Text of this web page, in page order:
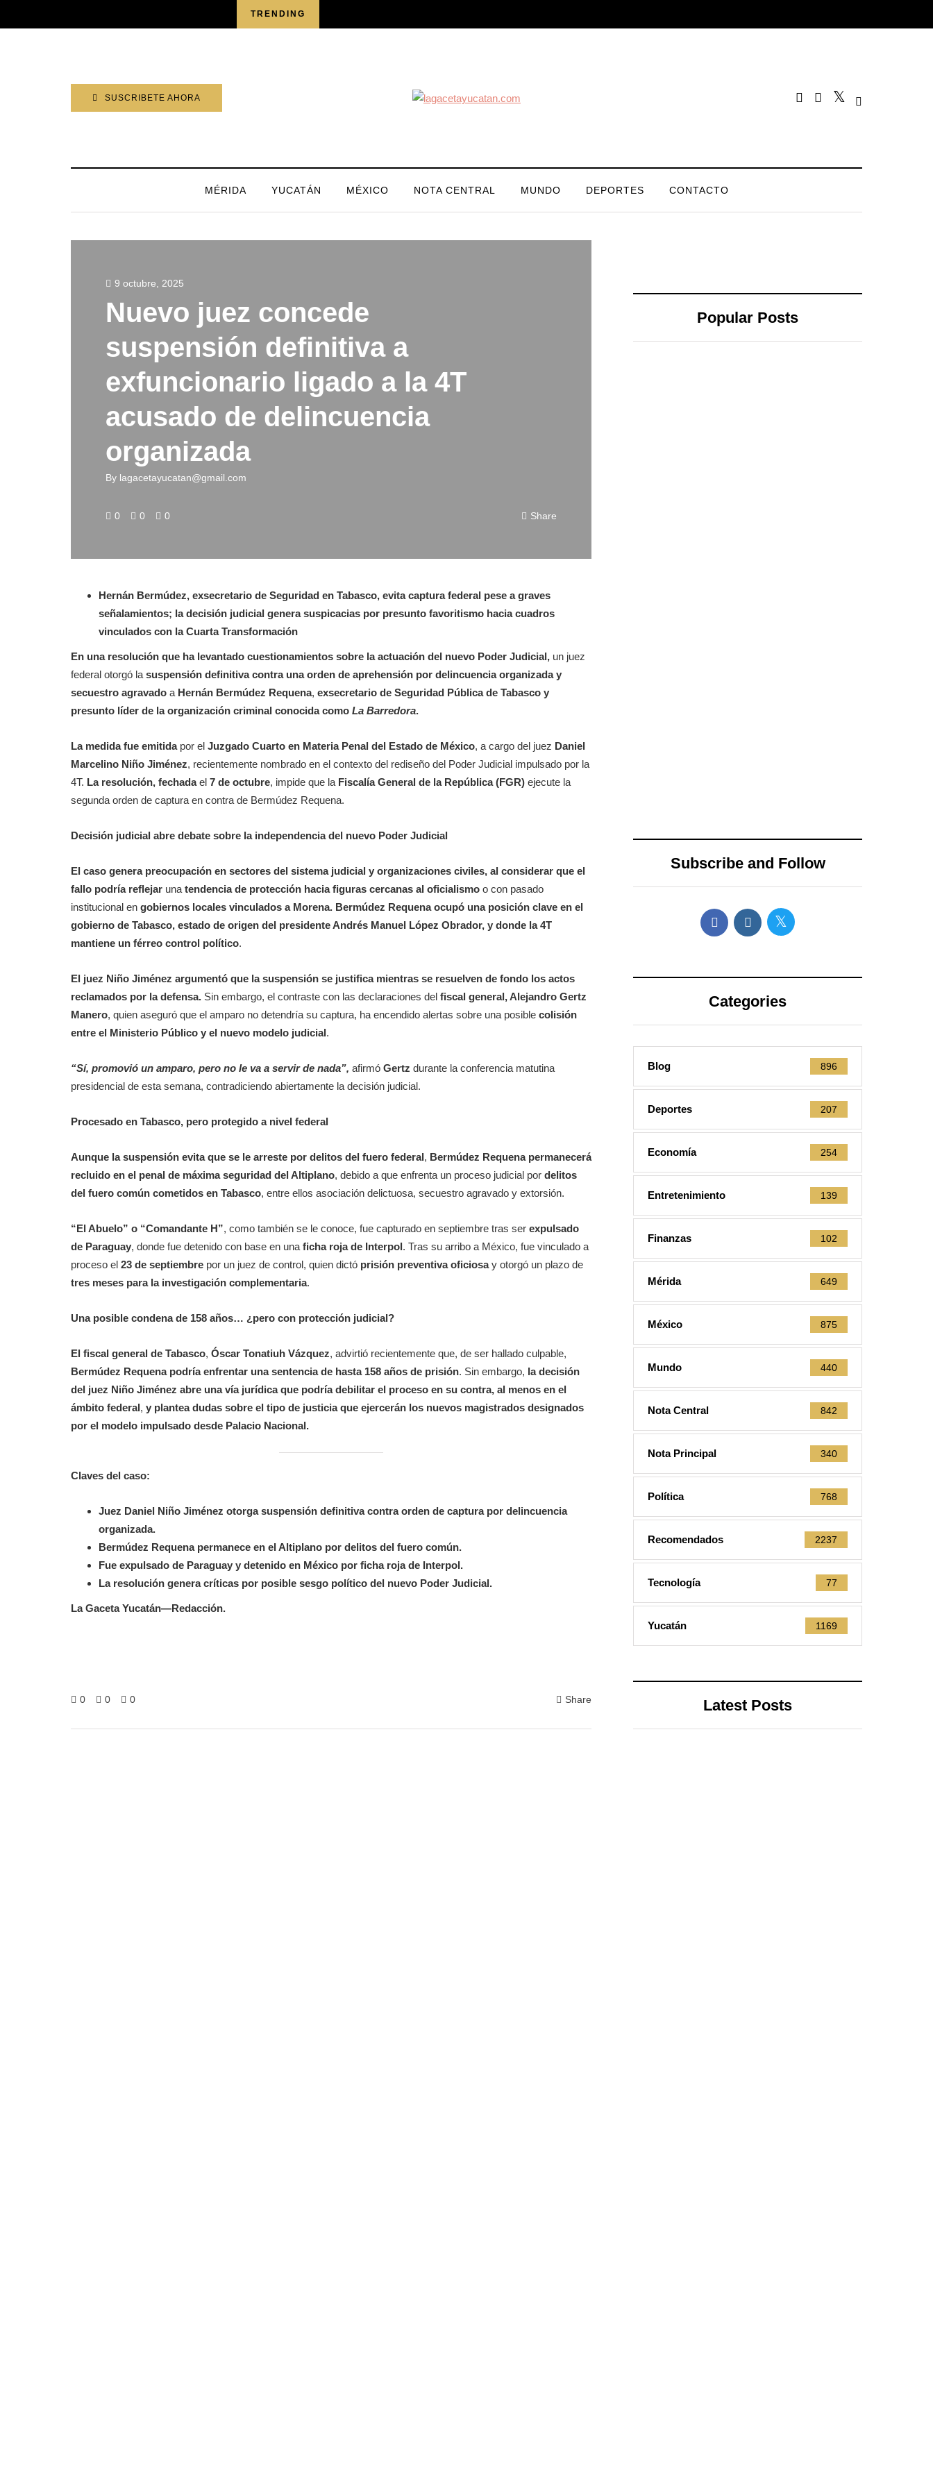
TRENDING
SUSCRIBETE AHORA
MÉRIDA YUCATÁN MÉXICO NOTA CENTRAL MUNDO DEPORTES CONTACTO
9 octubre, 2025
Nuevo juez concede
suspensión definitiva a
exfuncionario ligado a la 4T
acusado de delincuencia
organizada
By lagacetayucatan@gmail.com
0 0 0 Share
Hernán Bermúdez, exsecretario de Seguridad en Tabasco, evita captura federal pese a graves
señalamientos; la decisión judicial genera suspicacias por presunto favoritismo hacia cuadros
vinculados con la Cuarta Transformación
En una resolución que ha levantado cuestionamientos sobre la actuación del nuevo Poder Judicial, un juez
federal otorgó la suspensión definitiva contra una orden de aprehensión por delincuencia organizada y
secuestro agravado a Hernán Bermúdez Requena, exsecretario de Seguridad Pública de Tabasco y
presunto líder de la organización criminal conocida como La Barredora.
La medida fue emitidapor el Juzgado Cuarto en Materia Penal del Estado de México, a cargo del juez Daniel
Marcelino Niño Jiménez, recientemente nombrado en el contexto del rediseño del Poder Judicial impulsado por la
4T. La resolución, fechadael 7 de octubre, impide que la Fiscalía General de la República (FGR) ejecute la
segunda orden de captura en contra de Bermúdez Requena.
Decisión judicial abre debate sobre la independencia del nuevo Poder Judicial
El caso genera preocupación en sectores del sistema judicial y organizaciones civiles, al considerar que el
fallo podría reflejar una tendencia de protección hacia figuras cercanas al oficialismo o con pasado
institucional en gobiernos locales vinculados a Morena. Bermúdez Requena ocupó una posición clave en el
gobierno de Tabasco, estado de origen del presidente Andrés Manuel López Obrador, y donde la 4T
mantiene un férreo control político.
El juez Niño Jiménez argumentó que la suspensión se justifica mientras se resuelven de fondo los actos
reclamados por la defensa. Sin embargo, el contraste con las declaraciones del fiscal general, Alejandro Gertz
Manero, quien aseguró que el amparo no detendría su captura, ha encendido alertas sobre una posible colisión
entre el Ministerio Público y el nuevo modelo judicial.
“Sí, promovió un amparo, pero no le va a servir de nada”, afirmó Gertz durante la conferencia matutina
presidencial de esta semana, contradiciendo abiertamente la decisión judicial.
Procesado en Tabasco, pero protegido a nivel federal
Aunque la suspensión evita que se le arreste por delitos del fuero federal, Bermúdez Requena permanecerá
recluido en el penal de máxima seguridad del Altiplano, debido a que enfrenta un proceso judicial por delitos
del fuero común cometidos en Tabasco, entre ellos asociación delictuosa, secuestro agravado y extorsión.
“El Abuelo” o “Comandante H”, como también se le conoce, fue capturado en septiembre tras ser expulsado
de Paraguay, donde fue detenido con base en una ficha roja de Interpol. Tras su arribo a México, fue vinculado a
proceso el 23 de septiembre por un juez de control, quien dictó prisión preventiva oficiosay otorgó un plazo de
tres meses para la investigación complementaria.
Una posible condena de 158 años… ¿pero con protección judicial?
El fiscal general de Tabasco, Óscar Tonatiuh Vázquez, advirtió recientemente que, de ser hallado culpable,
Bermúdez Requena podría enfrentar una sentencia de hasta 158 años de prisión. Sin embargo, la decisión
del juez Niño Jiménez abre una vía jurídica que podría debilitar el proceso en su contra, al menos en el
ámbito federal, y plantea dudas sobre el tipo de justicia que ejercerán los nuevos magistrados designados
por el modelo impulsado desde Palacio Nacional.
Claves del caso:
Juez Daniel Niño Jiménez otorga suspensión definitiva contra orden de captura por delincuencia
organizada.
Bermúdez Requena permanece en el Altiplano por delitos del fuero común.
Fue expulsado de Paraguay y detenido en México por ficha roja de Interpol.
La resolución genera críticas por posible sesgo político del nuevo Poder Judicial.
La Gaceta Yucatán—Redacción.
0 0 0 Share
Popular Posts
bienes inmuebles
CDMX
Subscribe and Follow
Categories
Blog 896
Deportes 207
Economía 254
Entretenimiento 139
Finanzas 102
Mérida 649
México 875
Mundo 440
Nota Central 842
Nota Principal 340
Política 768
Recomendados 2237
Tecnología 77
Yucatán 1169
Latest Posts